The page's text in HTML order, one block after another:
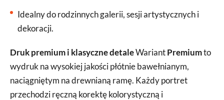
Idealny do rodzinnych galerii, sesji artystycznych i
dekoracji.
Druk premium i klasyczne detaleWariantPremiumto
wydruk na wysokiej jakości płótnie bawełnianym,
naciągniętym na drewnianą ramę. Każdy portret
przechodzi ręczną korektę kolorystyczną i